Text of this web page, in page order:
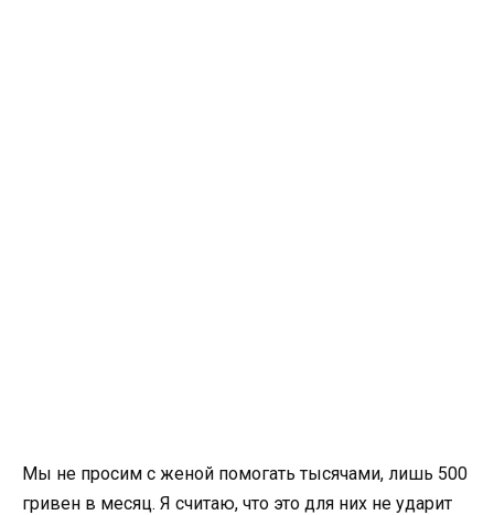
Мы не просим с женой помогать тысячами, лишь 500
гривен в месяц. Я считаю, что это для них не ударит